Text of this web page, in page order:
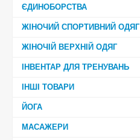
ЄДИНОБОРСТВА
ЖІНОЧИЙ СПОРТИВНИЙ ОДЯГ
ЖІНОЧІЙ ВЕРХНІЙ ОДЯГ
ІНВЕНТАР ДЛЯ ТРЕНУВАНЬ
ІНШІ ТОВАРИ
ЙОГА
МАСАЖЕРИ